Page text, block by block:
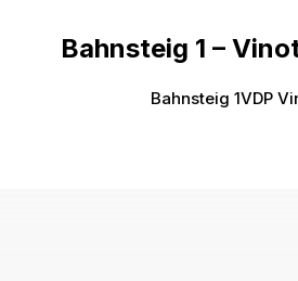
Bahnsteig 1 –
Bahnsteig 1VDP